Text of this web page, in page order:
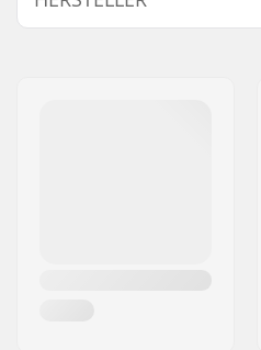
Aktivitäten: